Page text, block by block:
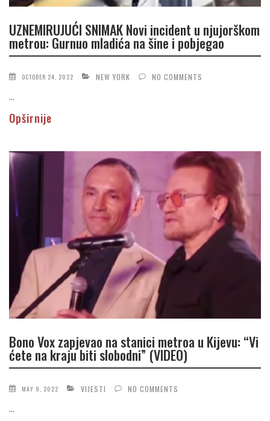
UZNEMIRUJUĆI SNIMAK Novi incident u njujorškom
metrou: Gurnuo mladića na šine i pobjegao
OCTOBER 24, 2022 NEW YORK NO COMMENTS
...
Opširnije
Bono Vox zapjevao na stanici metroa u Kijevu: “Vi
ćete na kraju biti slobodni” (VIDEO)
MAY 9, 2022 VIJESTI NO COMMENTS
...